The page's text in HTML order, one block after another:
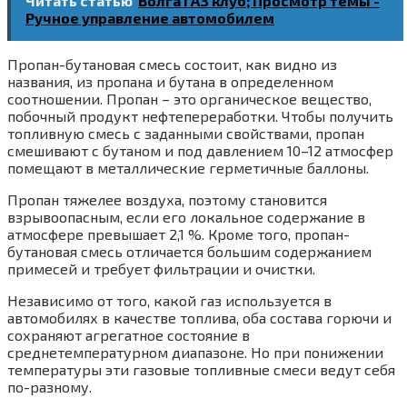
Ручное управление автомобилем
Пропан-бутановая смесь состоит, как видно из
названия, из пропана и бутана в определенном
соотношении. Пропан – это органическое вещество,
побочный продукт нефтепереработки. Чтобы получить
топливную смесь с заданными свойствами, пропан
смешивают с бутаном и под давлением 10–12 атмосфер
помещают в металлические герметичные баллоны.
Пропан тяжелее воздуха, поэтому становится
взрывоопасным, если его локальное содержание в
атмосфере превышает 2,1 %. Кроме того, пропан-
бутановая смесь отличается большим содержанием
примесей и требует фильтрации и очистки.
Независимо от того, какой газ используется в
автомобилях в качестве топлива, оба состава горючи и
сохраняют агрегатное состояние в
среднетемпературном диапазоне. Но при понижении
температуры эти газовые топливные смеси ведут себя
по-разному.